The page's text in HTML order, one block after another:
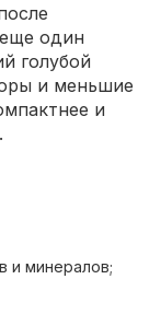
один
голубой
и меньшие
и
и минералов;